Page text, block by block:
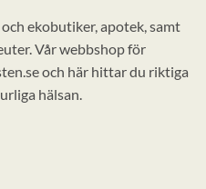
ekobutiker, apotek, samt
Vår webbshop för
och här hittar du riktiga
hälsan.